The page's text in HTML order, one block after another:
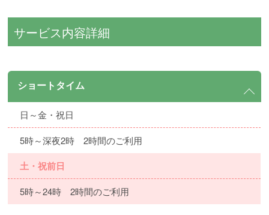
サービス内容詳細
ショートタイム
日～金・祝日
5時～深夜2時 2時間のご利用
土・祝前日
5時～24時 2時間のご利用